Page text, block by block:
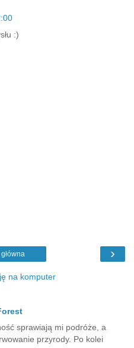
:)
›
na komputer
sprawiają mi podróże, a
przyrody. Po kolei